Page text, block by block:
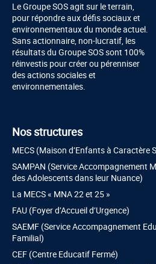
Le Groupe SOS agit sur le terrain,
pour répondre aux défis sociaux et
environnementaux du monde actuel.
Sans actionnaire, non-lucratif, les
résultats du Groupe SOS sont 100%
réinvestis pour créer ou pérenniser
des actions sociales et
environnementales.
Nos structures
MECS (Maison d’Enfants à Caractère
SAMPAN (Service Accompagnement
des Adolescents dans leur Nuance)
La MECS « MNA 22 et 25 »
FAU (Foyer d’Accueil d’Urgence)
SAEMF (Service Accompagnement
Familial)
CEF (Centre Educatif Fermé)